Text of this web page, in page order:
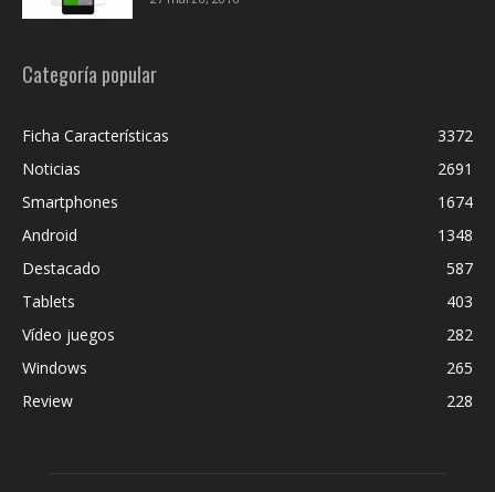
Categoría popular
Ficha Características
3372
Noticias
2691
Smartphones
1674
Android
1348
Destacado
587
Tablets
403
Vídeo juegos
282
Windows
265
Review
228